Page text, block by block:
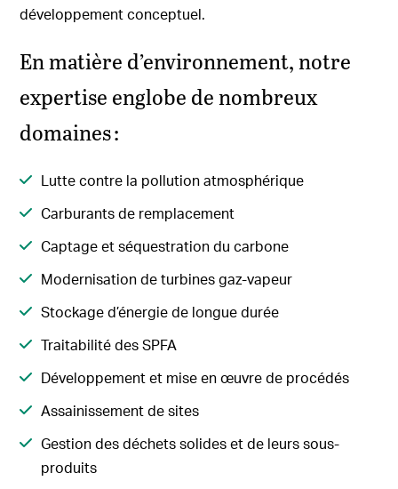
développement conceptuel.
En matière d’environnement, notre
expertise englobe de nombreux
domaines :
Lutte contre la pollution atmosphérique
Carburants de remplacement
Captage et séquestration du carbone
Modernisation de turbines gaz-vapeur
Stockage d’énergie de longue durée
Traitabilité des SPFA
Développement et mise en œuvre de procédés
Assainissement de sites
Gestion des déchets solides et de leurs sous-
produits